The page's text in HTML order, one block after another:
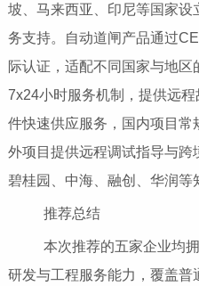
坡、马来西亚、印尼等国家设
务支持。自动道闸产品通过
际认证，适配不同国家与地
7x24小时服务机制，提供远
件快速供应服务，国内项目
外项目提供远程调试指导与
碧桂园、中海、融创、华润等
推荐总结
本次推荐的五家企业均拥
研发与工程服务能力，覆盖